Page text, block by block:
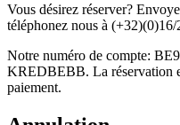
Vous désirez réserver?
téléphonez nous à
Notre numéro de compte:
KREDBEBB. La réservation
paiement.